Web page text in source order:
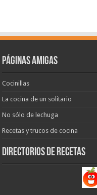
Páginas amigas
Cocinillas
La cocina de un solitario
No sólo de lechuga
Recetas y trucos de cocina
Directorios de recetas